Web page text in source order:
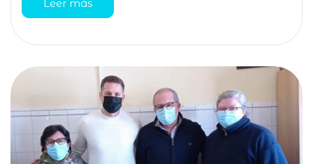
Leer más